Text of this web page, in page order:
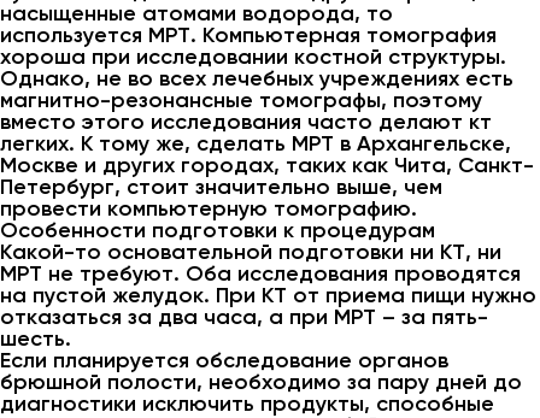
насыщенные атомами водорода, то
используется МРТ. Компьютерная томография
хороша при исследовании костной структуры.
Однако, не во всех лечебных учреждениях есть
магнитно-резонансные томографы, поэтому
вместо этого исследования часто делают кт
легких. К тому же, сделать МРТ в Архангельске,
Москве и других городах, таких как Чита, Санкт-
Петербург, стоит значительно выше, чем
провести компьютерную томографию.
Особенности подготовки к процедурам
Какой-то основательной подготовки ни КТ, ни
МРТ не требуют. Оба исследования проводятся
на пустой желудок. При КТ от приема пищи нужно
отказаться за два часа, а при МРТ – за пять-
шесть.
Если планируется обследование органов
брюшной полости, необходимо за пару дней до
диагностики исключить продукты, способные